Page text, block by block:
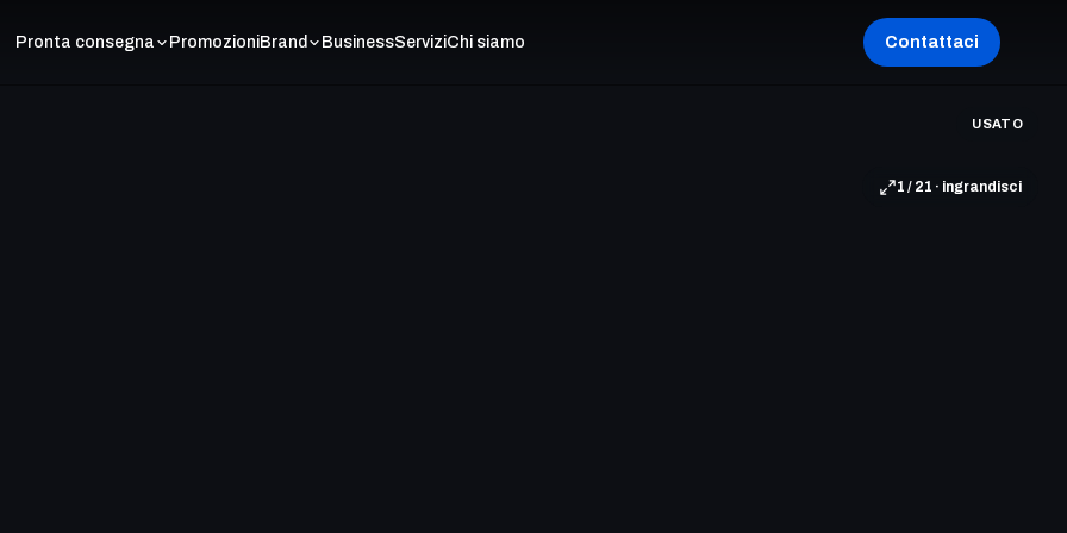
Pronta consegna PromozioniBrand BusinessServiziChi siamo Contattaci
USATO
1 / 21 · ingrandisci